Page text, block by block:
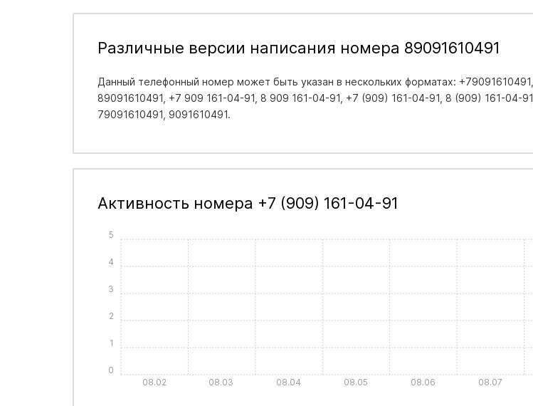
Различные версии написания номера 89091610491
Данный телефонный номер может быть указан в нескольких форматах: +79091610491,
89091610491, +7 909 161-04-91, 8 909 161-04-91, +7 (909) 161-04-91, 8 (909) 161-04-91,
79091610491, 9091610491.
Активность номера +7 (909) 161-04-91
08.02 08.03 08.04 08.05 08.06 08.07
0
1
2
3
4
5